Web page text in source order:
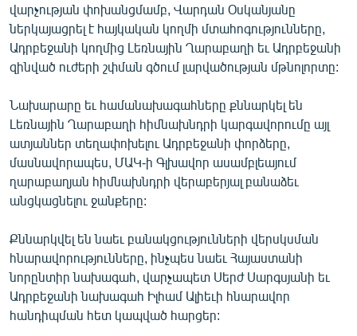
ԲԱՆԱՎԵՃ
ՁԳՏԵԼՈՎ ԼԱՎԱԳՈՒՅՆԻՆ
ՓՈԴՔԱՍԹ
Հայերեն
English
Русский
«Ազատության» բոլոր կայքերը
վարչության փոխանցմամբ, Վարդան Օսկանյանը
ներկայացրել է հայկական կողմի մտահոգությունները,
Ադրբեջանի կողմից Լեռնային Ղարաբաղի եւ Ադրբեջանի
զինված ուժերի շփման գծում լարվածության մթնոլորտը:
Նախարարը եւ համանախագահները քննարկել են
Լեռնային Ղարաբաղի հիմնախնդրի կարգավորումը այլ
ատյաններ տեղափոխելու Ադրբեջանի փորձերը,
մասնավորապես, ՄԱԿ-ի Գլխավոր ասամբլեայում
ղարաբաղյան հիմնախնդրի վերաբերյալ բանաձեւ
անցկացնելու ջանքերը:
Քննարկվել են նաեւ բանակցությունների վերսկսման
հնարավորությունները, ինչպես նաեւ Հայաստանի
նորընտիր նախագահ, վարչապետ Սերժ Սարգսյանի եւ
Ադրբեջանի նախագահ Իլհամ Ալիեւի հնարավոր
հանդիպման հետ կապված հարցեր: